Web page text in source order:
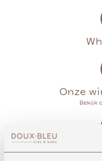
Onze
Bekijk